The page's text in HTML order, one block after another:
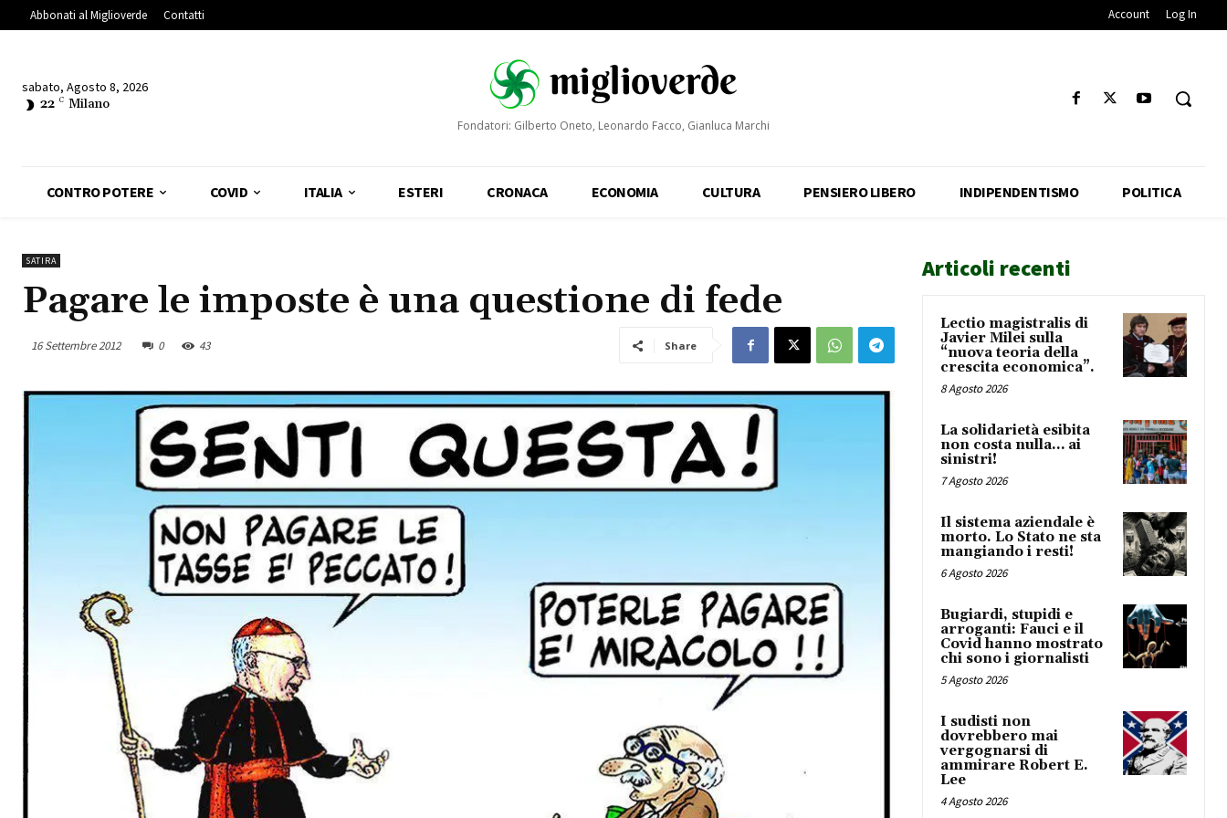
Abbonati al Miglioverde Contatti Account Log In
sabato, Agosto 8, 2026
22 C Milano
Fondatori: Gilberto Oneto, Leonardo Facco, Gianluca Marchi
CONTRO POTERE COVID ITALIA ESTERI CRONACA ECONOMIA CULTURA PENSIERO LIBERO INDIPENDENTISMO POLITICA
SATIRA
Pagare le imposte è una questione di fede
16 Settembre 2012 0 43 Share
Articoli recenti
Lectio magistralis di
Javier Milei sulla
“nuova teoria della
crescita economica”.
8 Agosto 2026
La solidarietà esibita
non costa nulla… ai
sinistri!
7 Agosto 2026
Il sistema aziendale è
morto. Lo Stato ne sta
mangiando i resti!
6 Agosto 2026
Bugiardi, stupidi e
arroganti: Fauci e il
Covid hanno mostrato
chi sono i giornalisti
5 Agosto 2026
I sudisti non
dovrebbero mai
vergognarsi di
ammirare Robert E.
Lee
4 Agosto 2026